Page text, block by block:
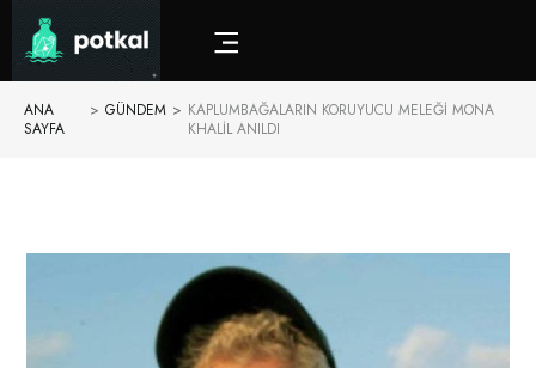
ANA
SAYFA
> GÜNDEM > KAPLUMBAĞALARIN KORUYUCU MELEĞI MONA
KHALIL ANILDI